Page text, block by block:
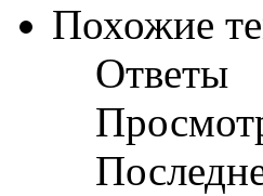
Похожие
Ответы